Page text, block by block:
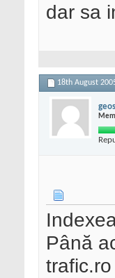
dar sa
18th August
Până